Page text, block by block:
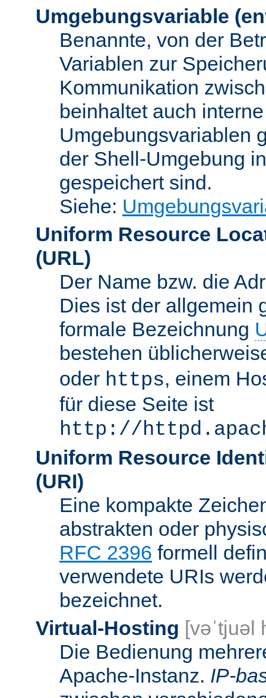
Umgebungsvariable
Benannte, von der
Variablen zur
Kommunikation
beinhaltet auch
Umgebungsvariablen
der Shell-Umgebung
gespeichert sind.
Siehe:
Uniform Resource
(URL)
Der Name bzw. die
Dies ist der allgemein
formale Bezeichnung
bestehen
oder https, einem
für diese Seite ist
http://
Uniform Resource
(URI)
Eine kompakte
abstrakten oder
RFC 2396 formell
verwendete URIs
bezeichnet.
Virtual-Hosting [vəˈtjuəl
Die Bedienung
Apache-Instanz. IP-